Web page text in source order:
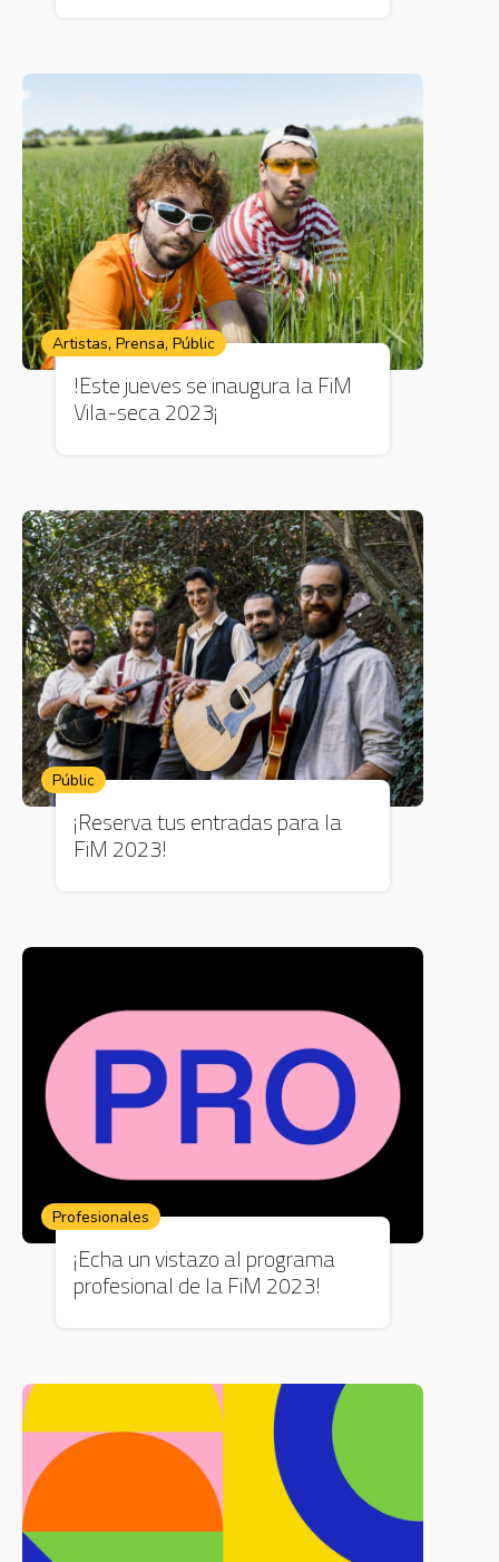
Artistas, Prensa, Públic
!Este jueves se inaugura la FiM
Vila-seca 2023¡
Públic
¡Reserva tus entradas para la
FiM 2023!
Profesionales
¡Echa un vistazo al programa
profesional de la FiM 2023!